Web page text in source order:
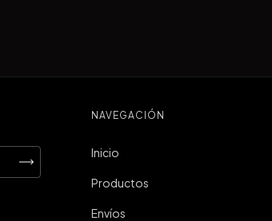
NAVEGACIÓN
Inicio
Productos
Envíos